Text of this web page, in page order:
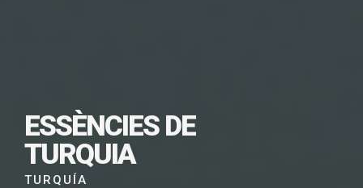
ESSÈNCIES DE
TURQUIA
TURQUÍA
DESCARREGAR
AQUEST VIATGE EN
PDF